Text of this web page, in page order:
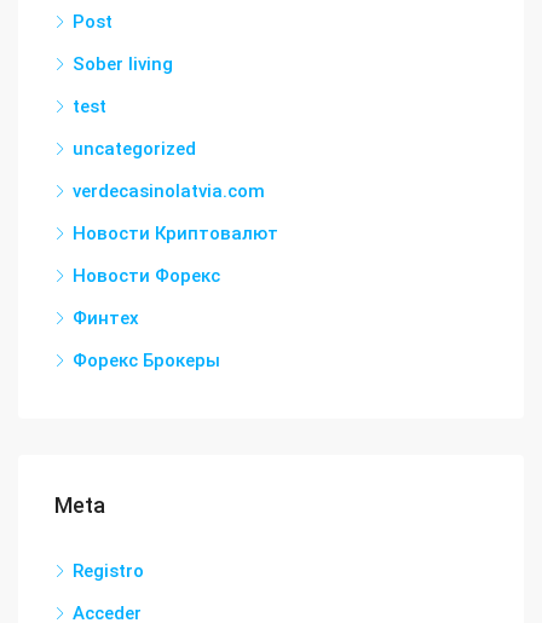
Post
Sober living
test
uncategorized
verdecasinolatvia.com
Новости Криптовалют
Новости Форекс
Финтех
Форекс Брокеры
Meta
Registro
Acceder